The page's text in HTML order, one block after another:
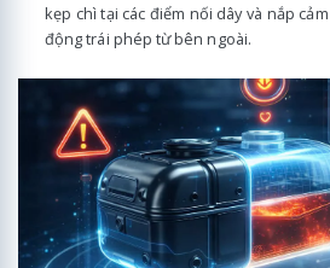
kẹp chì tại các điểm nối dây và nắp
động trái phép từ bên ngoài.